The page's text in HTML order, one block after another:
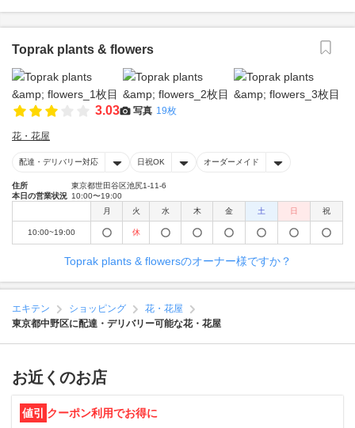
Toprak plants & flowers
3.03 写真 19枚
花・花屋
配達・デリバリー対応 日祝OK オーダーメイド
住所
東京都世田谷区池尻1-11-6
本日の営業状況 10:00〜19:00
月
火 水 木 金 土 日 祝
10:00~19:00 休
Toprak plants & flowersのオーナー様ですか？
エキテン ショッピング
花・花屋
東京都中野区に配達・デリバリー可能な花・花屋
お近くのお店
値引 クーポン利用でお得に